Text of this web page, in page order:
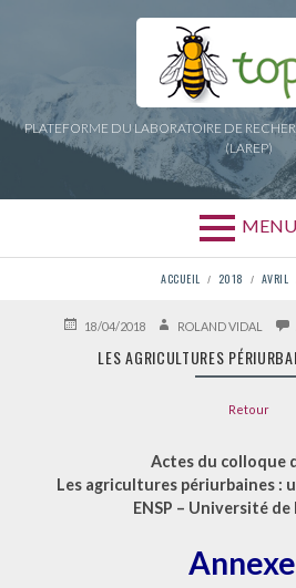
PLATEFORME DU LABORATOIRE DE
(LAREP)
MENU
D'ARIANE
ACCUEIL 2018 AVRIL
PUBLIÉ18/04/2018 AUTEURROLAND VIDAL
LES AGRICULTURES
Retour
Actes du colloque
Les agricultures périurbaines :
ENSP – Université